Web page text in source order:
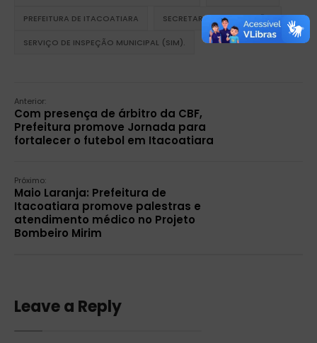
PREFEITURA DE ITACOATIARA SECRETARIA DE PRODUÇÃO
SERVIÇO DE INSPEÇÃO MUNICIPAL (SIM).
Anterior:
Com presença de árbitro da CBF,
Prefeitura promove Jornada para
fortalecer o futebol em Itacoatiara
Próximo:
Maio Laranja: Prefeitura de
Itacoatiara promove palestras e
atendimento médico no Projeto
Bombeiro Mirim
Leave a Reply